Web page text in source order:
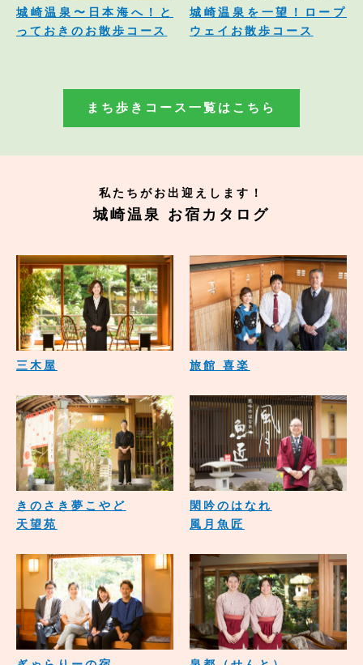
城崎温泉〜日本海へ！と
っておきのお散歩コース
城崎温泉を一望！ロープ
ウェイお散歩コース
まち歩きコース一覧はこちら
私たちがお出迎えします！
城崎温泉 お宿カタログ
三木屋 旅館 喜楽
きのさき夢こやど
天望苑
閑吟のはなれ
風月魚匠